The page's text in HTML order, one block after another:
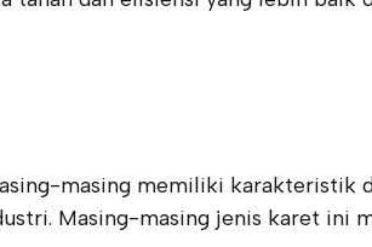
masing memiliki karakteristik
Masing-masing jenis karet ini